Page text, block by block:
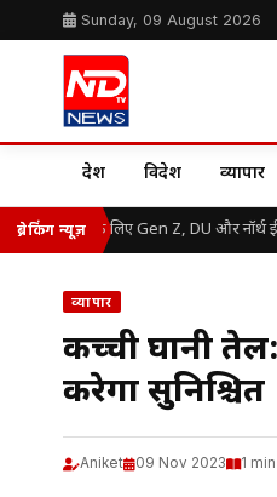
Sunday, 09 August 2026
देश विदेश व्यापार
ब्रेकिंग न्यूज़
बाढ़ राहत के लिए Gen Z, DU और नॉर्थ ईस्ट
व्यापार
कच्ची घानी
करेगा सुनिश्चित
Aniket 09 Nov 2023 1